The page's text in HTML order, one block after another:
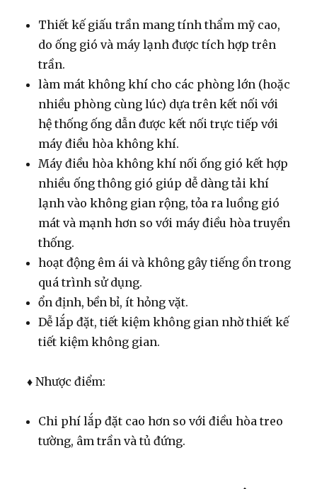
Thiết kế giấu trần mang tính thẩm mỹ cao,
do ống gió và máy lạnh được tích hợp trên
trần.
làm mát không khí cho các phòng lớn (hoặc
nhiều phòng cùng lúc) dựa trên kết nối với
hệ thống ống dẫn được kết nối trực tiếp với
máy điều hòa không khí.
Máy điều hòa không khí nối ống gió kết hợp
nhiều ống thông gió giúp dễ dàng tải khí
lạnh vào không gian rộng, tỏa ra luồng gió
mát và mạnh hơn so với máy điều hòa truyền
thống.
hoạt động êm ái và không gây tiếng ồn trong
quá trình sử dụng.
ổn định, bền bỉ, ít hỏng vặt.
Dễ lắp đặt, tiết kiệm không gian nhờ thiết kế
tiết kiệm không gian.
♦ Nhược điểm:
Chi phí lắp đặt cao hơn so với điều hòa treo
tường, âm trần và tủ đứng.